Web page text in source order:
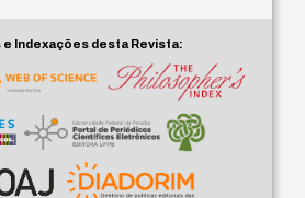
Indexações desta Revista: